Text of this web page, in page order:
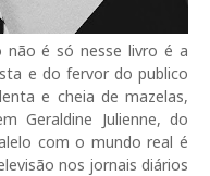
é só nesse livro é a
e do fervor do publico
e cheia de mazelas,
Geraldine Julienne, do
com o mundo real é
nos jornais diários